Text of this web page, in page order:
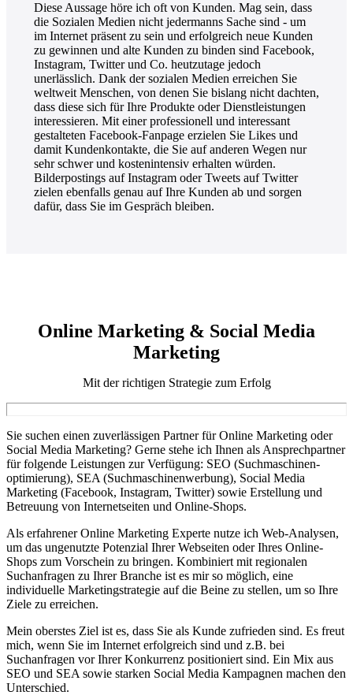
Diese Aussage höre ich oft von Kunden. Mag sein, dass
die Sozialen Medien nicht jedermanns Sache sind - um
im Internet präsent zu sein und erfolgreich neue Kunden
zu gewinnen und alte Kunden zu binden sind Facebook,
Instagram, Twitter und Co. heutzutage jedoch
unerlässlich. Dank der sozialen Medien erreichen Sie
weltweit Menschen, von denen Sie bislang nicht dachten,
dass diese sich für Ihre Produkte oder Dienstleistungen
interessieren. Mit einer professionell und interessant
gestalteten Facebook-Fanpage erzielen Sie Likes und
damit Kundenkontakte, die Sie auf anderen Wegen nur
sehr schwer und kostenintensiv erhalten würden.
Bilderpostings auf Instagram oder Tweets auf Twitter
zielen ebenfalls genau auf Ihre Kunden ab und sorgen
dafür, dass Sie im Gespräch bleiben.
Online Marketing & Social Media
Marketing
Mit der richtigen Strategie zum Erfolg
Sie suchen einen zuverlässigen Partner für Online Marketing oder
Social Media Marketing? Gerne stehe ich Ihnen als Ansprechpartner
für folgende Leistungen zur Verfügung: SEO (Suchmaschinen­
optimierung), SEA (Suchmaschinenwerbung), Social Media
Marketing (Facebook, Instagram, Twitter) sowie Erstellung und
Betreuung von Internetseiten und Online-Shops.
Als erfahrener Online Marketing Experte nutze ich Web-Analysen,
um das ungenutzte Potenzial Ihrer Webseiten oder Ihres Online-
Shops zum Vorschein zu bringen. Kombiniert mit regionalen
Suchanfragen zu Ihrer Branche ist es mir so möglich, eine
individuelle Marketingstrategie auf die Beine zu stellen, um so Ihre
Ziele zu erreichen.
Mein oberstes Ziel ist es, dass Sie als Kunde zufrieden sind. Es freut
mich, wenn Sie im Internet erfolgreich sind und z.B. bei
Suchanfragen vor Ihrer Konkurrenz positioniert sind. Ein Mix aus
SEO und SEA sowie starken Social Media Kampagnen machen den
Unterschied.